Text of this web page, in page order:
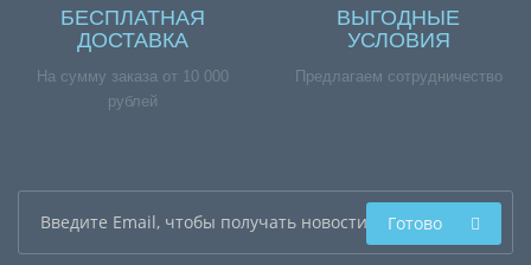
БЕСПЛАТНАЯ
ДОСТАВКА
На сумму заказа от 10 000
рублей
ВЫГОДНЫЕ
УСЛОВИЯ
Предлагаем сотрудничество
Готово